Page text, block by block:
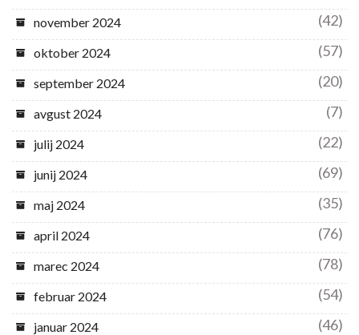
november 2024 (42)
oktober 2024 (57)
september 2024 (20)
avgust 2024 (7)
julij 2024 (22)
junij 2024 (69)
maj 2024 (35)
april 2024 (76)
marec 2024 (78)
februar 2024 (54)
januar 2024 (46)